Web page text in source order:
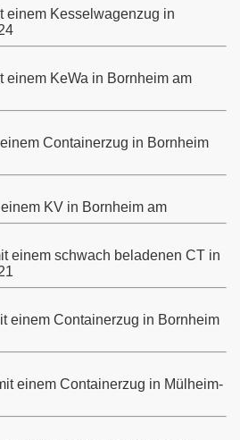
einem Kesselwagenzug in
einem KeWa in Bornheim am
Containerzug in Bornheim
KV in Bornheim am
einem schwach beladenen CT in
einem Containerzug in Bornheim
einem Containerzug in Mülheim-